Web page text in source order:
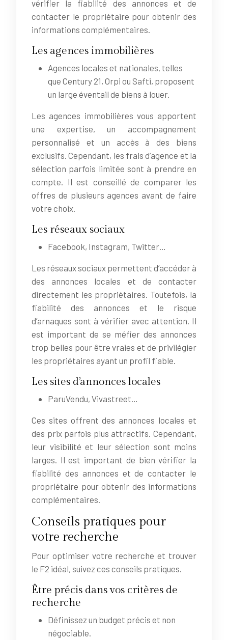
vérifier la fiabilité des annonces et de
contacter le propriétaire pour obtenir des
informations complémentaires.
Les agences immobilières
Agences locales et nationales, telles
que Century 21, Orpi ou Safti, proposent
un large éventail de biens à louer.
Les agences immobilières vous apportent
une expertise, un accompagnement
personnalisé et un accès à des biens
exclusifs. Cependant, les frais d’agence et la
sélection parfois limitée sont à prendre en
compte. Il est conseillé de comparer les
offres de plusieurs agences avant de faire
votre choix.
Les réseaux sociaux
Facebook, Instagram, Twitter…
Les réseaux sociaux permettent d’accéder à
des annonces locales et de contacter
directement les propriétaires. Toutefois, la
fiabilité des annonces et le risque
d’arnaques sont à vérifier avec attention. Il
est important de se méfier des annonces
trop belles pour être vraies et de privilégier
les propriétaires ayant un profil fiable.
Les sites d’annonces locales
ParuVendu, Vivastreet…
Ces sites offrent des annonces locales et
des prix parfois plus attractifs. Cependant,
leur visibilité et leur sélection sont moins
larges. Il est important de bien vérifier la
fiabilité des annonces et de contacter le
propriétaire pour obtenir des informations
complémentaires.
Conseils pratiques pour
votre recherche
Pour optimiser votre recherche et trouver
le F2 idéal, suivez ces conseils pratiques.
Être précis dans vos critères de
recherche
Définissez un budget précis et non
négociable.